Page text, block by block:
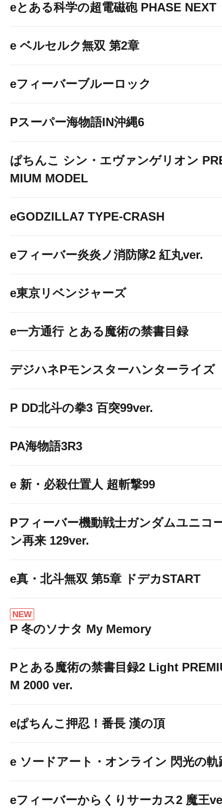
eとある科学の超電磁砲 PHASE NEXT
e ベルセルク無双 第2章
eフィーバーブルーロック
Pスーパー海物語IN沖縄6
ぱちんこ シン・エヴァンゲリオン
MIUM MODEL
eGODZILLA7 TYPE-CRASH
eフィーバー炎炎ノ消防隊2 紅丸ver.
e東京リベンジャーズ
e一方通行 とある魔術の禁書目録
デジハネPモンスターハンターライズ
P DD北斗の拳3 百突99ver.
PA海物語3R3
e 新・必殺仕置人 超斬撃99
Pフィーバー機動戦士ガンダムユニコ
ン再来 129ver.
e真・北斗無双 第5章 ドデカSTART
NEW
P 冬のソナタ My Memory
Pとある魔術の禁書目録2 Light
M 2000 ver.
eぱちんこ押忍！番長 漢の頂
e ソードアート・オンライン 閃光の軌
eフィーバーからくりサーカス2 魔王